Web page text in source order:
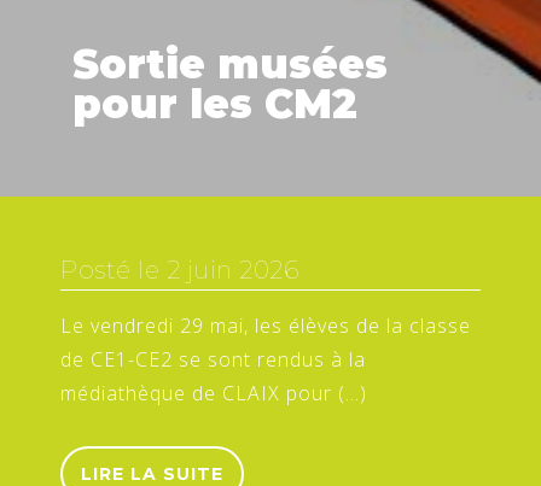
Sortie musées
pour les CM2
Posté le 2 juin 2026
Le vendredi 29 mai, les élèves de la classe
de CE1-CE2 se sont rendus à la
médiathèque de CLAIX pour (…)
LIRE LA SUITE